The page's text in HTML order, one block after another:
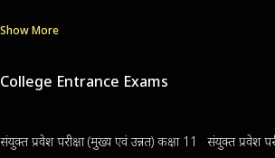
Show More
College Entrance Exams
संयुक्त प्रवेश परीक्षा (मुख्य एवं उन्नत) कक्षा 11 संयुक्त प्रवेश